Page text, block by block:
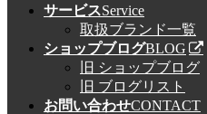
サービスService
取扱ブランド一覧
ショップブログBLOG
旧 ショップブログ
旧 ブログリスト
お問い合わせCONTACT